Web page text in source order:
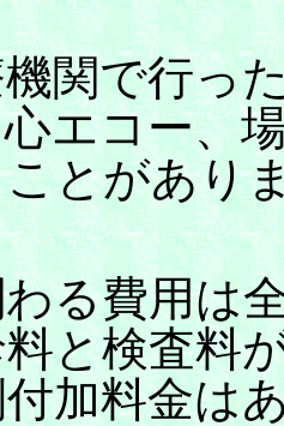
関で行っ
エコー、
とがあり
る費用は
と検査料
加料金は